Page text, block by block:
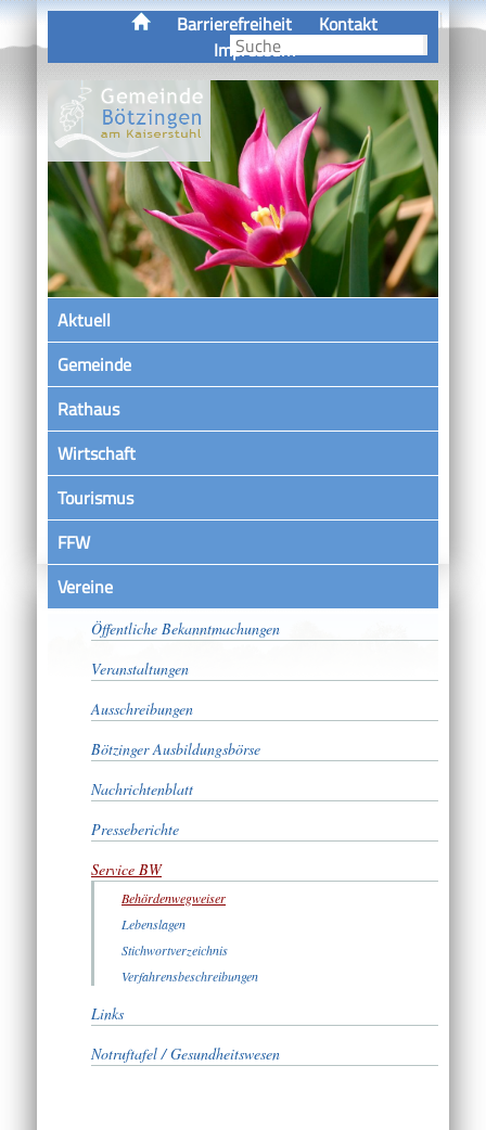
Barrierefreiheit
Kontakt
Impressum
Aktuell
Gemeinde
Rathaus
Wirtschaft
Tourismus
FFW
VereineSatzungen
Öffentliche Bekanntmachungen
Veranstaltungen
Ausschreibungen
Bötzinger Ausbildungsbörse
Nachrichtenblatt
Presseberichte
Service BW
Behördenwegweiser
Lebenslagen
Stichwortverzeichnis
Verfahrensbeschreibungen
Links
Notruftafel / Gesundheitswesen